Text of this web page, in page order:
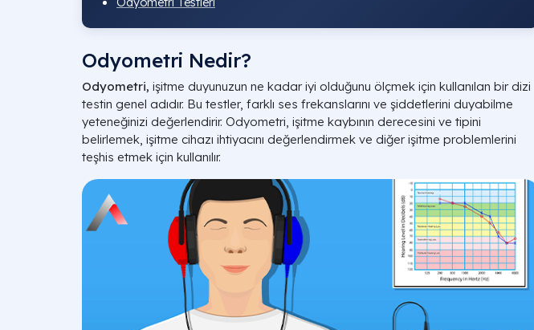
Odyometri Nedir?
Odyometri, işitme duyunuzun ne kadar iyi olduğunu ölçmek için kullanılan bir dizi
testin genel adıdır. Bu testler, farklı ses frekanslarını ve şiddetlerini duyabilme
yeteneğinizi değerlendirir. Odyometri, işitme kaybının derecesini ve tipini
belirlemek, işitme cihazı ihtiyacını değerlendirmek ve diğer işitme problemlerini
teşhis etmek için kullanılır.